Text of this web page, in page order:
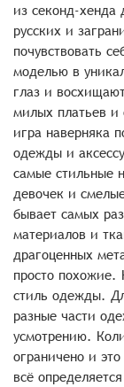
из секонд-хенда
русских и
почувствовать
моделью в
глаз и
милых платьев и
игра наверняка
одежды и
самые стильные
девочек и
бывает самых
материалов и
драгоценных
просто похожие.
стиль одежды.
разные части
усмотрению.
ограничено и
всё